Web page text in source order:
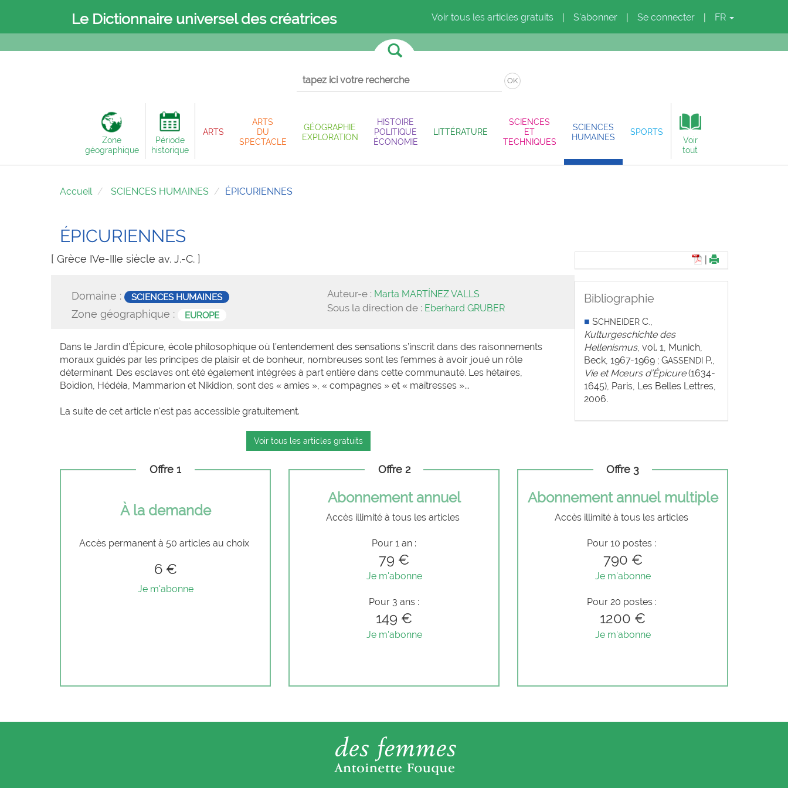
Le Dictionnaire universel des créatrices Voir tous les articles gratuits S'abonner Se connecter FR
OK
Zone
géographique
Période
historique
ARTS
ARTS
DU
SPECTACLE
GÉOGRAPHIE
EXPLORATION
HISTOIRE
POLITIQUE
ÉCONOMIE
LITTÉRATURE
SCIENCES
ET
TECHNIQUES
SCIENCES
HUMAINES
SPORTS
Voir
tout
Accueil SCIENCES HUMAINES ÉPICURIENNES
ÉPICURIENNES
[ Grèce IVe-IIIe siècle av. J.-C. ]
Domaine : SCIENCES HUMAINES
Zone géographique : EUROPE
Auteur-e : Marta MARTÍNEZ VALLS
Sous la direction de : Eberhard GRUBER
Dans le Jardin d’Épicure, école philosophique où l’entendement des sensations s’inscrit dans des raisonnements
moraux guidés par les principes de plaisir et de bonheur, nombreuses sont les femmes à avoir joué un rôle
déterminant. Des esclaves ont été également intégrées à part entière dans cette communauté. Les hétaïres,
Boïdion, Hédéia, Mammarion et Nikidion, sont des « amies », « compagnes » et « maîtresses »...
La suite de cet article n'est pas accessible gratuitement.
Voir tous les articles gratuits
Bibliographie
■ SCHNEIDER C. ,
Kulturgeschichte des
Hellenismus, vol. 1, Munich,
Beck, 1967-1969 ; GASSENDIP.,
Vie et Mœurs d’Épicure(1634-
1645), Paris, Les Belles Lettres,
2006.
Offre 1
À la demande
Accès permanent à 50 articles au choix
6 €
Je m'abonne
Offre 2
Abonnement annuel
Accès illimité à tous les articles
Pour 1 an :
79 €
Je m'abonne
Pour 3 ans :
149 €
Je m'abonne
Offre 3
Abonnement annuel multiple
Accès illimité à tous les articles
Pour 10 postes :
790 €
Je m'abonne
Pour 20 postes :
1200 €
Je m'abonne